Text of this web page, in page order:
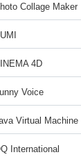
Collage Maker
4D
Voice
Virtual Machine
International